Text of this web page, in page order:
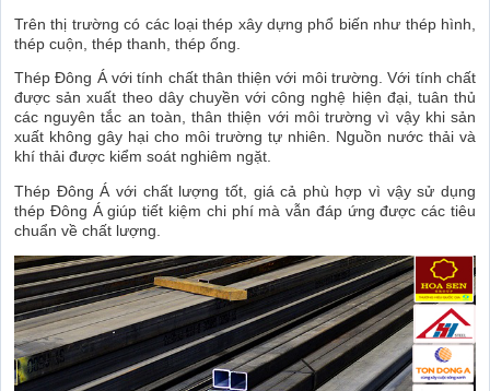
Trên thị trường có các loại thép xây dựng phổ biến như thép hình,
thép cuộn, thép thanh, thép ống.
Thép Đông Á với tính chất thân thiện với môi trường. Với tính chất
được sản xuất theo dây chuyền với công nghệ hiện đại, tuân thủ
các nguyên tắc an toàn, thân thiện với môi trường vì vậy khi sản
xuất không gây hại cho môi trường tự nhiên. Nguồn nước thải và
khí thải được kiểm soát nghiêm ngặt.
Thép Đông Á với chất lượng tốt, giá cả phù hợp vì vậy sử dụng
thép Đông Á giúp tiết kiệm chi phí mà vẫn đáp ứng được các tiêu
chuẩn về chất lượng.